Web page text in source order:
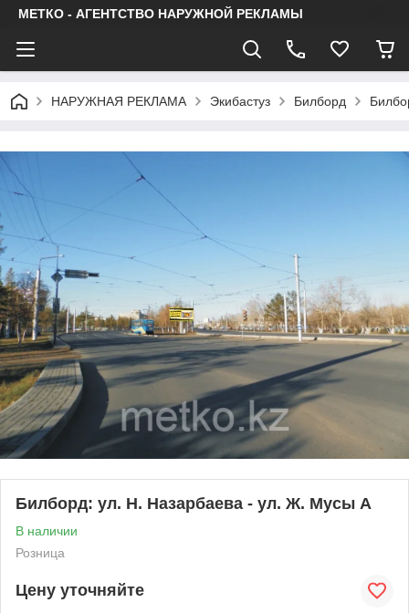
МЕТКО - АГЕНТСТВО НАРУЖНОЙ РЕКЛАМЫ
НАРУЖНАЯ РЕКЛАМА Экибастуз Билборд
Билборд: ул. Н. Назарбаева - ул. Ж. Мусы А
В наличии
Розница
Цену уточняйте